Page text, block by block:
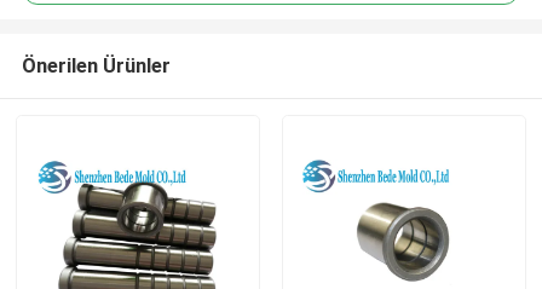
Önerilen Ürünler